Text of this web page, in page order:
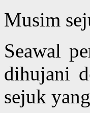
Musim
Seawal
dihujani
sejuk